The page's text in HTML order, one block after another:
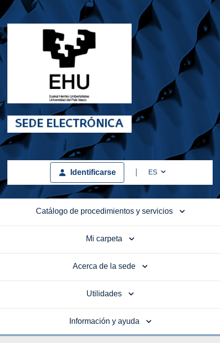
ES Toggle Dropdown
Identificarse
Catálogo de procedimientos y servicios
Mi carpeta
Acerca de la sede
Utilidades
Información y ayuda